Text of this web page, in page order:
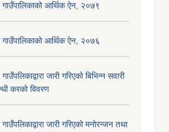
आर्थिक ऐन, २०७९
आर्थिक ऐन, २०७६
जारी गरिएको बिभिन्न सवारी
करको विवरण
जारी गरिएको मनोरन्जन तथा